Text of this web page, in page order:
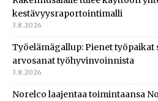
kestävyysraportointimalli
3.8.2026
Työelämägallup: Pienet työpaikat
arvosanat työhyvinvoinnista
3.8.2026
Norelco laajentaa toimintaansa